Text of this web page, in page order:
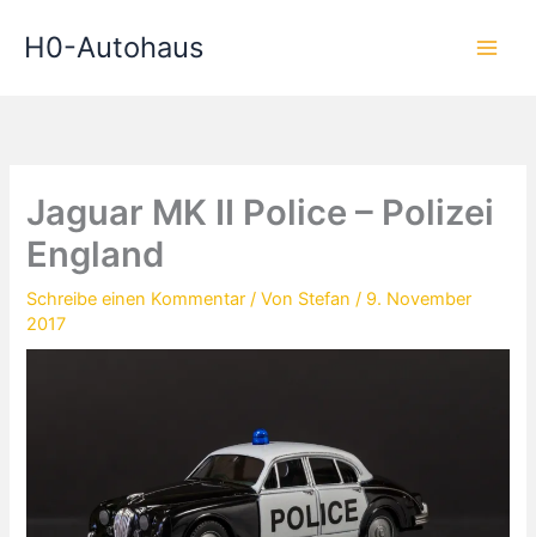
InhaltH0-Autohaus
Jaguar MK II Police – Polizei
England
Schreibe einen Kommentar / Von Stefan/ 9. November
2017